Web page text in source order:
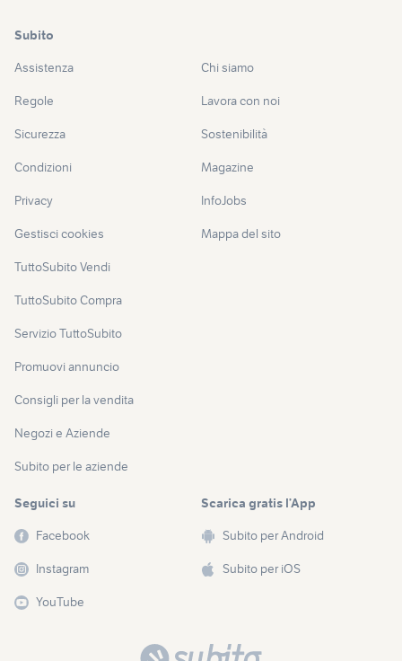
Subito
Assistenza
Regole
Sicurezza
Condizioni
Privacy
Gestisci cookies
TuttoSubito Vendi
TuttoSubito Compra
Servizio TuttoSubito
Promuovi annuncio
Consigli per la vendita
Negozi e Aziende
Subito per le aziende
Chi siamo
Lavora con noi
Sostenibilità
Magazine
InfoJobs
Mappa del sito
Seguici su
Facebook
Instagram
YouTube
Scarica gratis l’App
Subito per Android
Subito per iOS